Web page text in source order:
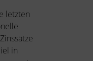
letzten
in